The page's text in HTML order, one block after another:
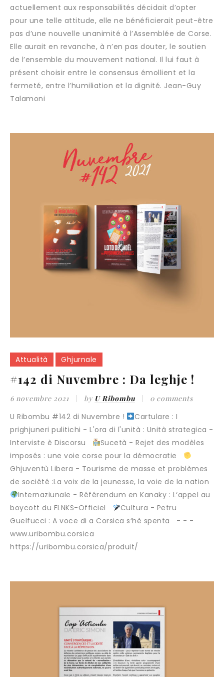
actuellement aux responsabilités décidait d’opter
pour une telle attitude, elle ne bénéficierait peut-être
pas d’une nouvelle unanimité à l’Assemblée de Corse.
Elle aurait en revanche, à n’en pas douter, le soutien
de l’ensemble du mouvement national. Il lui faut à
présent choisir entre le consensus émollient et la
fermeté, entre l’humiliation et la dignité. Jean-Guy
Talamoni
Attualità Ghjurnale
#142 di Nuvembre : Da leghje !
6 novembre 2021 by U Ribombu 0 comments
U Ribombu #142 di Nuvembre !
Cartulare : I
prighjuneri pulitichi - L'ora di l'unità : Unità strategica -
Interviste è Discorsu
Sucetà - Rejet des modèles
imposés : une voie corse pour la démocratie
Ghjuventù Libera - Tourisme de masse et problèmes
de société :La voix de la jeunesse, la voie de la nation
Internaziunale - Référendum en Kanaky : L‘appel au
boycott du FLNKS-Officiel
Cultura - Petru
Guelfucci : A voce di a Corsica s‘hè spenta - - -
www.uribombu.corsica
https://uribombu.corsica/produit/